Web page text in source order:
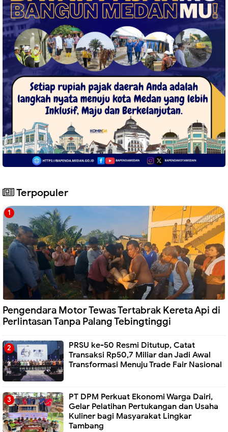
Terpopuler
Pengendara Motor Tewas Tertabrak Kereta Api di
Perlintasan Tanpa Palang Tebingtinggi
PRSU ke-50 Resmi Ditutup, Catat
Transaksi Rp50,7 Miliar dan Jadi Awal
Transformasi Menuju Trade Fair Nasional
PT DPM Perkuat Ekonomi Warga Dairi,
Gelar Pelatihan Pertukangan dan Usaha
Kuliner bagi Masyarakat Lingkar
Tambang